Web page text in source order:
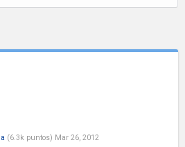
(6.3k puntos) Mar 26, 2012